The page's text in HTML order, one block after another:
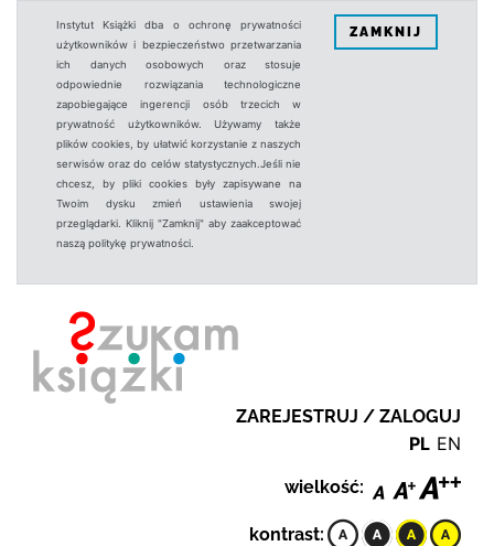
Instytut Książki dba o ochronę prywatności
użytkowników i bezpieczeństwo przetwarzania
ich danych osobowych oraz stosuje
odpowiednie rozwiązania technologiczne
zapobiegające ingerencji osób trzecich w
prywatność użytkowników. Używamy także
plików cookies, by ułatwić korzystanie z naszych
serwisów oraz do celów statystycznych.Jeśli nie
chcesz, by pliki cookies były zapisywane na
Twoim dysku zmień ustawienia swojej
przeglądarki. Kliknij "Zamknij" aby zaakceptować
naszą politykę prywatności.
ZAMKNIJ
ZAREJESTRUJ / ZALOGUJ
PL EN
wielkość:
kontrast: